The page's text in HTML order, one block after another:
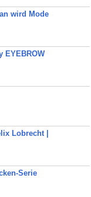
wird Mode
EYEBROW
Lobrecht |
Serie